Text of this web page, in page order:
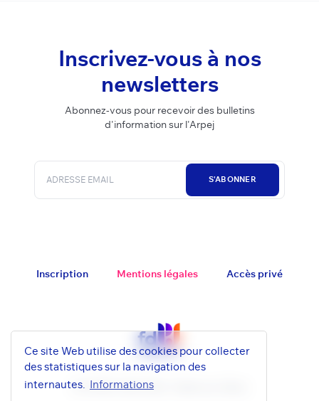
Ce site Web utilise des cookies pour collecter
des statistiques sur la navigation des
internautes.
Informations
Inscrivez-vous à nos
newsletters
Abonnez-vous pour recevoir des bulletins
d'information sur l'Arpej
S'ABONNER
Inscription Mentions légales Accès privé
© FD-RPEJ 2022-2026 - Publié avec